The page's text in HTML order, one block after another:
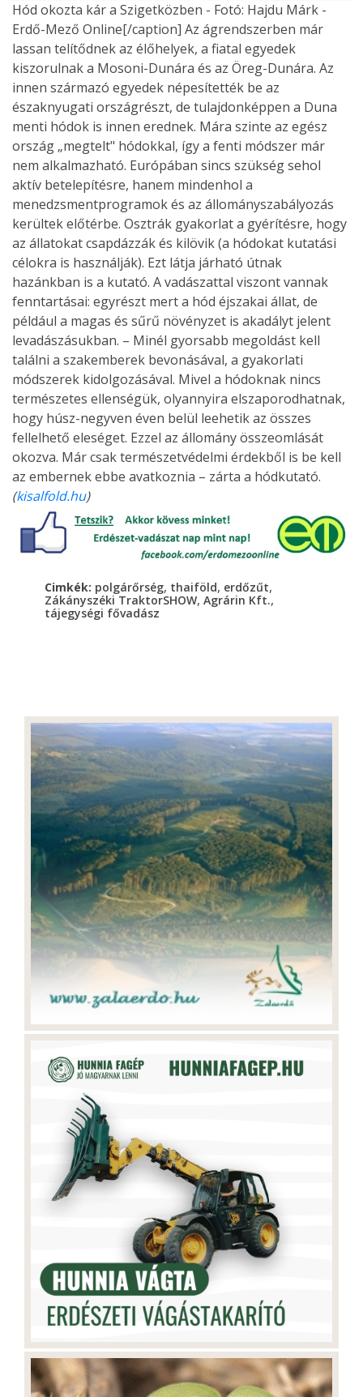
Hód okozta kár a Szigetközben - Fotó: Hajdu Márk -
Erdő-Mező Online[/caption] Az ágrendszerben már
lassan telítődnek az élőhelyek, a fiatal egyedek
kiszorulnak a Mosoni-Dunára és az Öreg-Dunára. Az
innen származó egyedek népesítették be az
északnyugati országrészt, de tulajdonképpen a Duna
menti hódok is innen erednek. Mára szinte az egész
ország „megtelt" hódokkal, így a fenti módszer már
nem alkalmazható. Európában sincs szükség sehol
aktív betelepítésre, hanem mindenhol a
menedzsmentprogramok és az állományszabályozás
kerültek előtérbe. Osztrák gyakorlat a gyérítésre, hogy
az állatokat csapdázzák és kilövik (a hódokat kutatási
célokra is használják). Ezt látja járható útnak
hazánkban is a kutató. A vadászattal viszont vannak
fenntartásai: egyrészt mert a hód éjszakai állat, de
például a magas és sűrű növényzet is akadályt jelent
levadászásukban. – Minél gyorsabb megoldást kell
találni a szakemberek bevonásával, a gyakorlati
módszerek kidolgozásával. Mivel a hódoknak nincs
természetes ellenségük, olyannyira elszaporodhatnak,
hogy húsz-negyven éven belül leehetik az összes
fellelhető eleséget. Ezzel az állomány összeomlását
okozva. Már csak természetvédelmi érdekből is be kell
az embernek ebbe avatkoznia – zárta a hódkutató.
(kisalfold.hu)
Cimkék: polgárőrség, thaiföld, erdőzűt,
Zákányszéki TraktorSHOW, Agrárin Kft.,
tájegységi fővadász